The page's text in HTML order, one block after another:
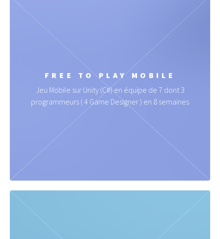
FREE TO PLAY MOBILE
Jeu Mobile sur Unity (C#) en équipe de 7 dont 3
programmeurs ( 4 Game Designer ) en 8 semaines